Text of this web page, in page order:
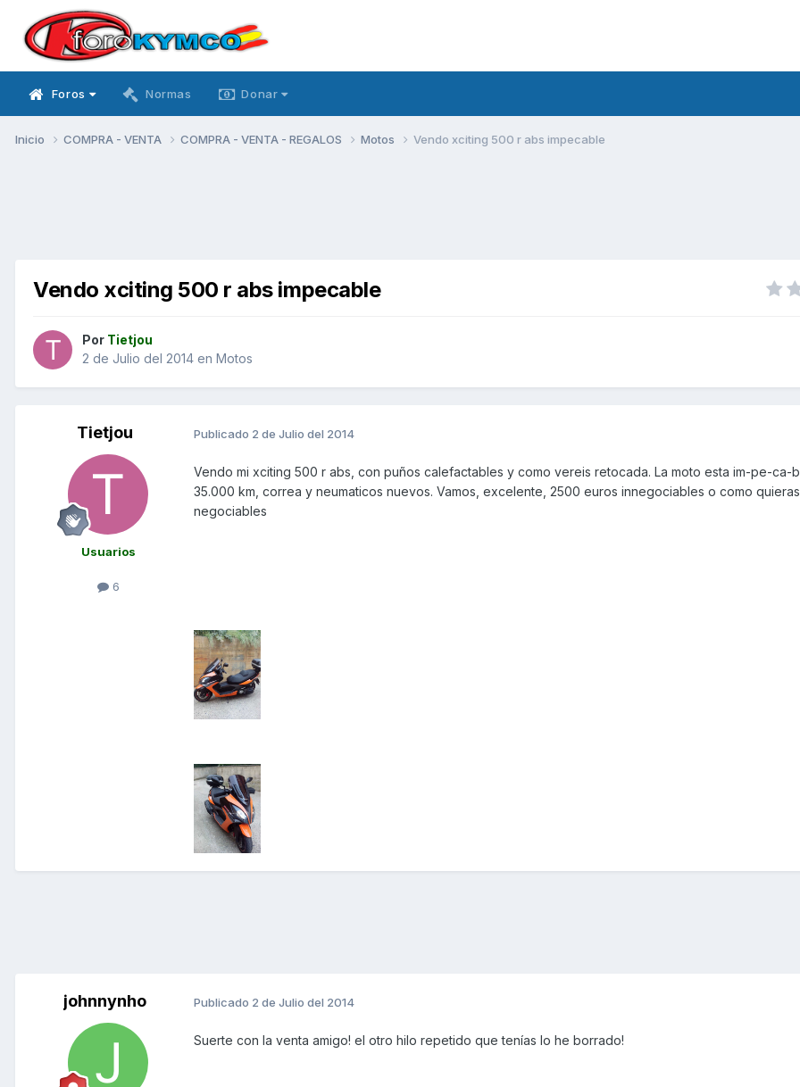
Foros Normas Donar
Inicio COMPRA - VENTA COMPRA - VENTA - REGALOS Motos Vendo xciting 500 r abs impecable
Vendo xciting 500 r abs impecable
Por Tietjou
2 de Julio del 2014 en Motos
Tietjou
Usuarios
6
Publicado 2 de Julio del 2014
Vendo mi xciting 500 r abs, con puños calefactables y como vereis retocada. La moto esta im-pe-ca-
35.000 km, correa y neumaticos nuevos. Vamos, excelente, 2500 euros innegociables o como
negociables
johnnynho Publicado 2 de Julio del 2014
Suerte con la venta amigo! el otro hilo repetido que tenías lo he borrado!